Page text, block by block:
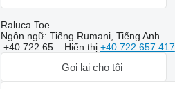
Raluca Toe
Ngôn ngữ: Tiếng Rumani, Tiếng Anh
+40 722 65... Hiển thị +40 722 657 417
Gọi lại cho tôi